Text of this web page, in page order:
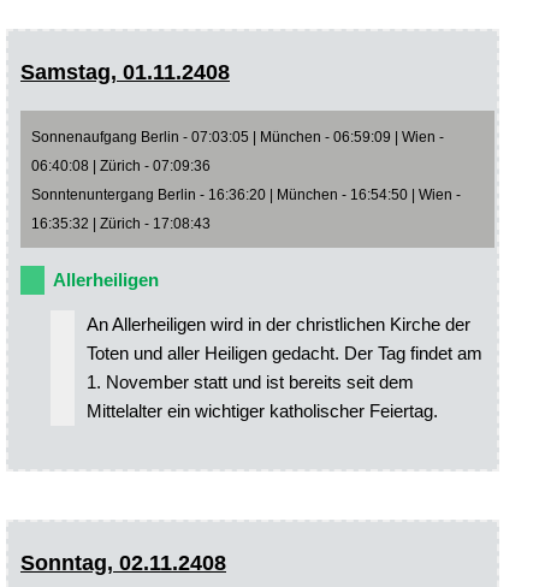
Samstag, 01.11.2408
Sonnenaufgang Berlin - 07:03:05 | München - 06:59:09 | Wien -
06:40:08 | Zürich - 07:09:36
Sonntenuntergang Berlin - 16:36:20 | München - 16:54:50 | Wien -
16:35:32 | Zürich - 17:08:43
Allerheiligen
An Allerheiligen wird in der christlichen Kirche der
Toten und aller Heiligen gedacht. Der Tag findet am
1. November statt und ist bereits seit dem
Mittelalter ein wichtiger katholischer Feiertag.
Sonntag, 02.11.2408